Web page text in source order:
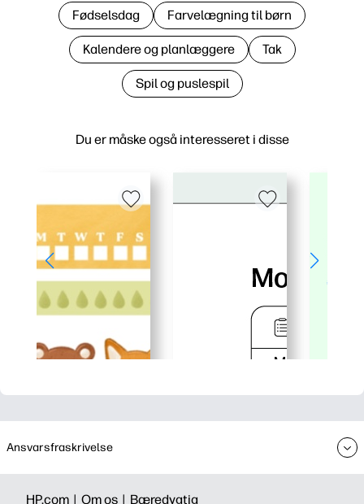
Du er måske også interesseret i disse
Fødselsdag Farvelægning til børn
Kalendere og planlæggere Tak
Spil og puslespil
Ansvarsfraskrivelse
HP.com | Om os | Bæredygtig